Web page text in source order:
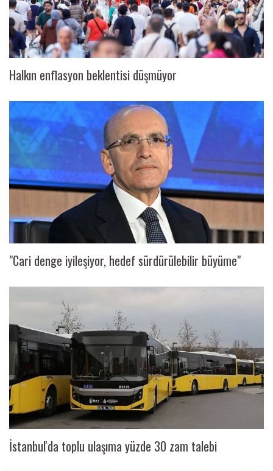
Halkın enflasyon beklentisi düşmüyor
"Cari denge iyileşiyor, hedef sürdürülebilir büyüme"
İstanbul'da toplu ulaşıma yüzde 30 zam talebi